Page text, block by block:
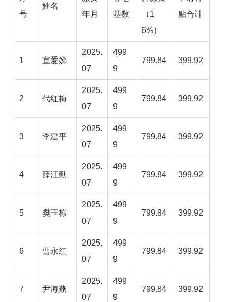
号
姓名
年月
基数
（1
6%）
贴合计
1 宣爱娣
2025.
07
499
9
799.84 399.92
2 代红梅
2025.
07
499
9
799.84 399.92
3 李建平
2025.
07
499
9
799.84 399.92
4 薛江勤
2025.
07
499
9
799.84 399.92
5 樊玉栋
2025.
07
499
9
799.84 399.92
6 曹永红
2025.
07
499
9
799.84 399.92
7 尹海燕
2025.
07
499
9
799.84 399.92